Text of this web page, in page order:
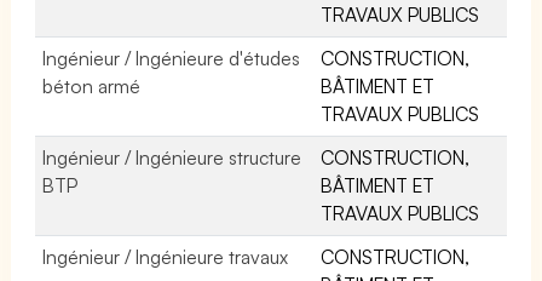
TRAVAUX PUBLICS
Ingénieur / Ingénieure d'études
béton armé
CONSTRUCTION,
BÂTIMENT ET
TRAVAUX PUBLICS
Ingénieur / Ingénieure structure
BTP
CONSTRUCTION,
BÂTIMENT ET
TRAVAUX PUBLICS
Ingénieur / Ingénieure travaux
CONSTRUCTION,